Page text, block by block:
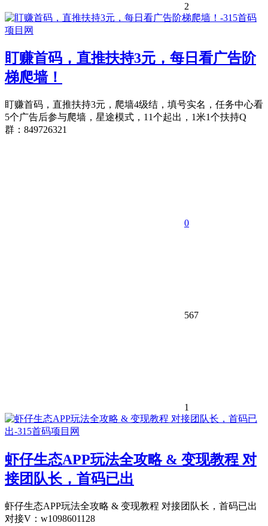
2
盯赚首码，直推扶持3元，每日看广告阶
梯爬墙！
盯赚首码，直推扶持3元，爬墙4级结，填号实名，任务中心看
5个广告后参与爬墙，星途模式，11个起出，1米1个扶持Q
群：849726321
0
567
1
虾仔生态APP玩法全攻略 & 变现教程 ​对
接团队长，首码已出
虾仔生态APP玩法全攻略 & 变现教程 ​对接团队长，首码已出
对接V：w1098601128